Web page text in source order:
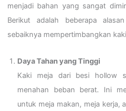
menjadi bahan yang sangat
Berikut adalah beberapa
sebaiknya mempertimbangkan
Daya Tahan yang Tinggi
Kaki meja dari besi hollow
menahan beban berat. Ini
untuk meja makan, meja kerja,